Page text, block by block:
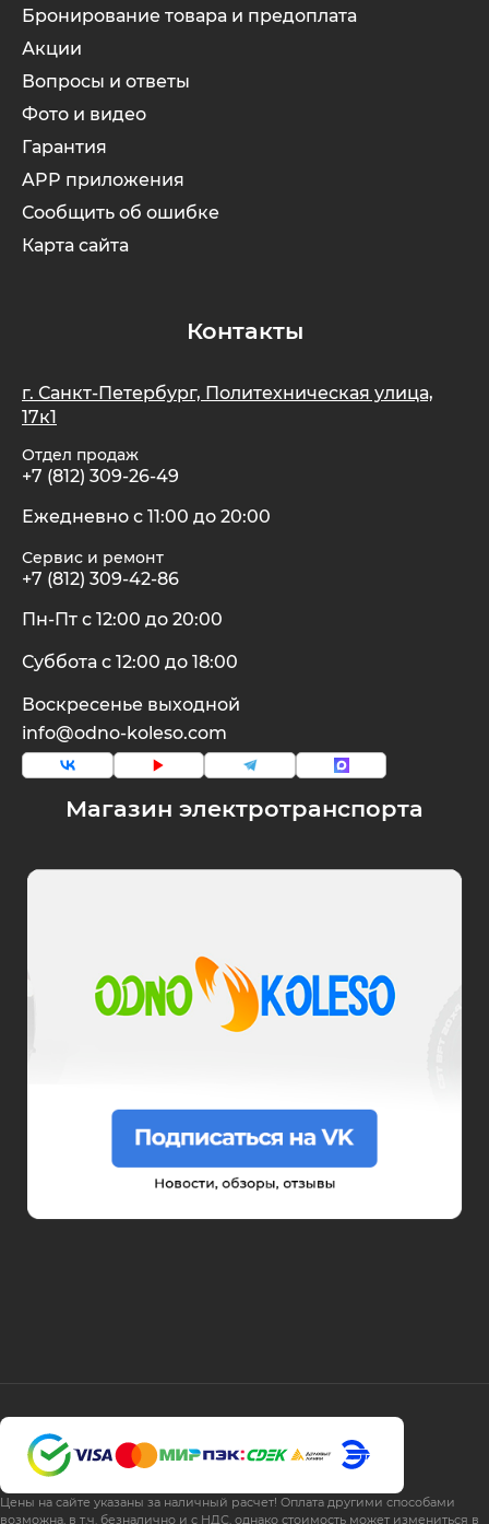
Магазин электротранспорта
Бронирование товара и предоплата
Акции
Вопросы и ответы
Фото и видео
Гарантия
APP приложения
Сообщить об ошибке
Карта сайта
Контакты
г. Санкт-Петербург, Политехническая улица,
17к1
Отдел продаж
+7 (812) 309-26-49
Ежедневно с 11:00 до 20:00
Сервис и ремонт
+7 (812) 309-42-86
Пн-Пт с 12:00 до 20:00
Суббота с 12:00 до 18:00
Воскресенье выходной
info@odno-koleso.com
Цены на сайте указаны за наличный расчет! Оплата другими способами
возможна, в т.ч. безналично и с НДС, однако стоимость может измениться в